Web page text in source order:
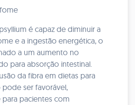
é capaz de diminuir a
e a ingestão energética, o
a um aumento no
para absorção intestinal.
da fibra em dietas para
ser favorável,
pacientes com